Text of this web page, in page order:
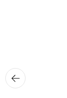
뒤로가
기